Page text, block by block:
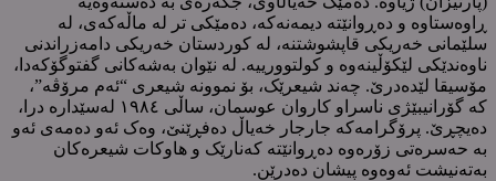
ڕاوەستاوە و دەڕوانێتە دیمەنەکە، دەمێکی تر لە ماڵەکەی، لە
سلێمانی خەریکی قاپشوشتنە، لە کوردستان خەریکی دامەزراندنی
ناوەندێکی لێکۆڵینەوە و کولتوورییە. لە نێوان بەشەکانی گفتوگۆکەدا،
مۆسیقا لێدەدرێ. چەند شیعرێک، بۆ نموونە شیعری “ئەم مرۆڤە”،
کە گۆرانیبێژی ناسراو کاروان عوسمان، ساڵی ١٩٨٤ لەسێدارە درا،
دەیچڕێ. پرۆگرامەکە جارجار خەیاڵ دەفڕێنێ، وەک ئەو دەمەی ئەو
بە حەسرەتی زۆرەوە دەڕوانێتە کەنارێک و هاوکات شیعرەکان
بەتەنیشت ئەوەوە پیشان دەدرێن.